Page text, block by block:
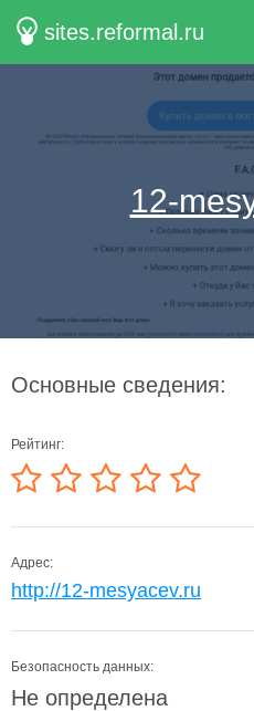
sites.reformal.ru
12-
Основные сведения:
Рейтинг:
Адрес:
http://12-mesyacev.ru
Безопасность данных:
Не определена